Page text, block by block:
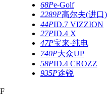
68Pe-Golf
2289P高尔夫(进口)
44PID.7 VIZZION
27PID.4 X
47P宝来·纯电
740P大众UP
58PID.4 CROZZ
935P途锐
F